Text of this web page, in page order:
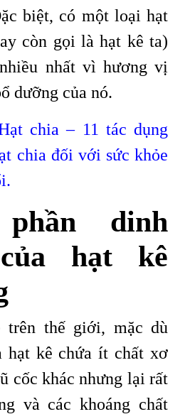
biệt, có một loại hạt
còn gọi là hạt kê ta)
nhất vì hương vị
dưỡng của nó.
chia – 11 tác dụng
chia đối với sức khỏe
.
dinh
hạt kê
trên thế giới, mặc dù
hạt kê chứa ít chất xơ
cốc khác nhưng lại rất
và các khoáng chất